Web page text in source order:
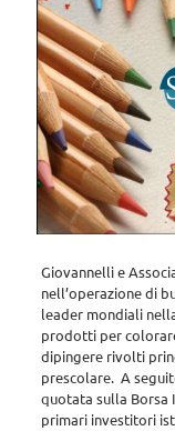
Giovannelli e
nell’operazione di
leader mondiali
prodotti per
dipingere rivolti
prescolare. A
quotata sulla Borsa
primari investitori